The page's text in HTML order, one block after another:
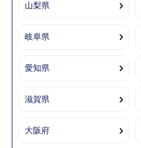
山梨県
岐阜県
愛知県
滋賀県
大阪府